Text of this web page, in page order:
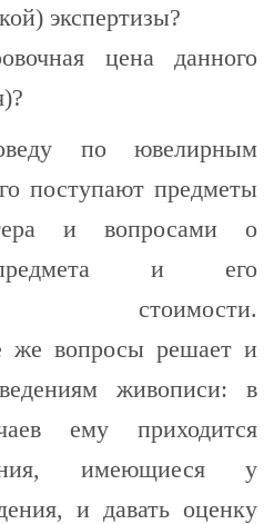
экспертизы?
цена данного
по ювелирным
поступают предметы
и вопросами о
предмета и его
стоимости.
же вопросы решает и
живописи: в
ему приходится
имеющиеся у
и давать оценку